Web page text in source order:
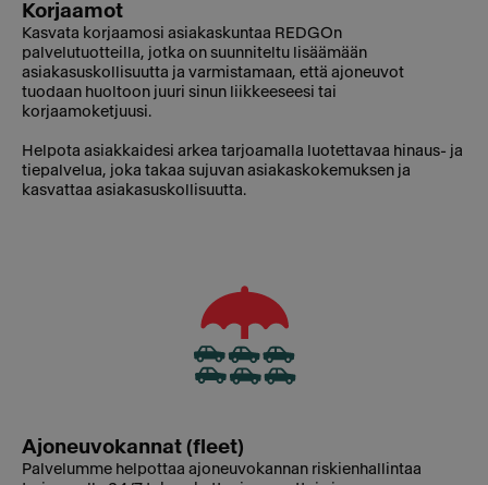
Korjaamot
Kasvata korjaamosi asiakaskuntaa REDGOn
palvelutuotteilla, jotka on suunniteltu lisäämään
asiakasuskollisuutta ja varmistamaan, että ajoneuvot
tuodaan huoltoon juuri sinun liikkeeseesi tai
korjaamoketjuusi.
Helpota asiakkaidesi arkea tarjoamalla luotettavaa hinaus- ja
tiepalvelua, joka takaa sujuvan asiakaskokemuksen ja
kasvattaa asiakasuskollisuutta.
Ajoneuvokannat (fleet)
Palvelumme helpottaa ajoneuvokannan riskienhallintaa